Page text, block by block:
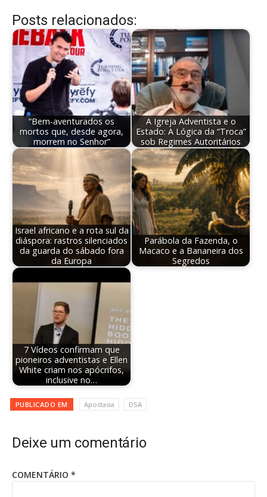
Posts relacionados:
“Bem-aventurados os
mortos que, desde agora,
morrem no Senhor”
A Igreja Adventista e o
Estado: A Lógica da “Troca”
sob Regimes Autoritários
Israel africano e a rota sul da
diáspora: rastros silenciados
da guarda do sábado fora
da Europa
Parábola da Fazenda, o
Macaco e a Bananeira dos
Segredos
7 Vídeos confirmam que
pioneiros adventistas e Ellen
White criam nos apócrifos,
inclusive no…
PUBLICADO EM Apostasia DSA
Deixe um comentário
COMENTÁRIO *